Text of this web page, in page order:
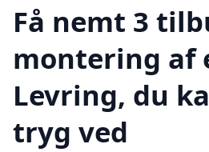
Få nemt 3
montering af
Levring, du
tryg ved